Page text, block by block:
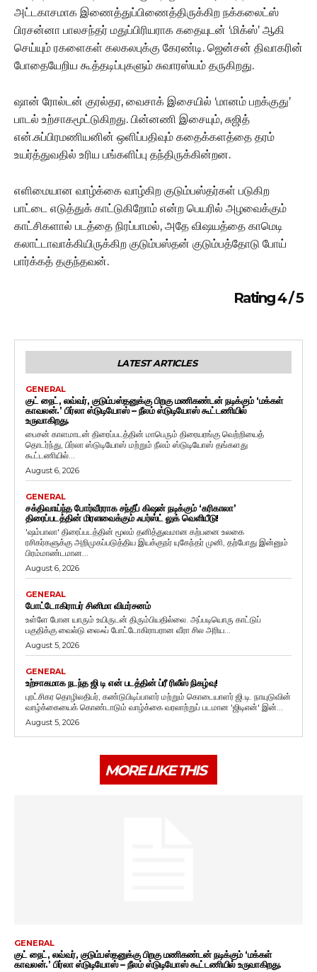
அட்டகாசமாக இணைத்துப்பிணைத்திருக்கிற நக்கலைட்ஸ்
பிரசன்னா பாலசந்தர் மதுப்பிரியராக கதையுடன் ‘மிக்ஸ்’ ஆகி
செய்யும் ரகளைகள் கலகலபுக்கு கேரண்டி. ஜென்சன் திவாகரின்
போதையேறிய கூத்தடிப்புகளும் சுவாரஸ்யம் தருகிறது.
ஷான் ரோல்டன் குரல்தர, வைசாக் இசையில் ‘மானம் பறக்குது’
பாடல் உற்சாகமூட்டுகிறது. பின்னணி இசையும், சுஜித்
என்.சுப்பிரமணியனின் ஒளிப்பதிவும் கதைக்களத்தை தரம்
உயர்த்துவதில் உரிய பங்களிப்பு தந்திருக்கின்றன.
எளிமையான வாழ்க்கை வாழ்கிற குடும்பஸ்தர்கள் படுகிற
பாட்டை எடுத்துக் காட்டுகிறோம் என்ற பெயரில் அழவைக்கும்
காட்சிகளால் படத்தை நிரப்பாமல், அதே விஷயத்தை காமெடி
கலாட்டாவாக்கியிருக்கிற குடும்பஸ்தன் குடும்பத்தோடு போய்
பார்க்கத் தகுந்தவன்.
Rating 4 / 5
LATEST ARTICLES
GENERAL
குட் நைட், லவ்வர், குடும்பஸ்தனுக்கு பிறகு மணிகண்டன் நடிக்கும் ‘மக்கள்
காவலன்.’ பிர்லா ஸ்டுடியோஸ் – நீலம் ஸ்டுடியோஸ் கூட்டணியில்
உருவாகிறது.
பைசன் காளமாடன் திரைப்படத்தின் மாபெரும் திரையரங்கு வெற்றியைத்
தொடர்ந்து, பிர்லா ஸ்டுடியோஸ் மற்றும் நீலம் ஸ்டுடியோஸ் தங்களது
கூட்டணியில்...
August 6, 2026
GENERAL
சக்திவாய்ந்த போர்வீரராக சந்தீப் கிஷன் நடிக்கும் ‘கரிகாலா’
திரைப்படத்தின் மிரளவைக்கும் ஃபர்ஸ்ட் லுக் வெளியீடு!
'ஷம்பாலா' திரைப்படத்தின் மூலம் தனித்துவமான கற்பனை உலகை
ரசிகர்களுக்கு அறிமுகப்படுத்திய இயக்குநர் யுகேந்தர் முனி, தற்போது இன்னும்
பிரம்மாண்டமான...
August 6, 2026
GENERAL
போட்டோகிராபர் சினிமா விமர்சனம்
உள்ளே போன யாரும் உயிருடன் திரும்பியதில்லை. அப்படியொரு காட்டுப்
பகுதிக்கு வைல்டு லைஃப் போட்டோகிராபரான வீரா சில அரிய...
August 5, 2026
GENERAL
உற்சாகமாக நடந்த ஜி டி என் படத்தின் ப்ரீ ரிலீஸ் நிகழ்வு!
புரட்சிகர தொழிலதிபர், கண்டுபிடிப்பாளர் மற்றும் கொடையாளர் ஜி.டி. நாயுடுவின்
வாழ்க்கையைக் கொண்டாடும் வாழ்க்கை வரலாற்றுப் படமான 'ஜிடிஎன்' இன்...
August 5, 2026
MORE LIKE THIS
GENERAL
குட் நைட், லவ்வர், குடும்பஸ்தனுக்கு பிறகு மணிகண்டன் நடிக்கும் ‘மக்கள்
காவலன்.’ பிர்லா ஸ்டுடியோஸ் – நீலம் ஸ்டுடியோஸ் கூட்டணியில் உருவாகிறது.